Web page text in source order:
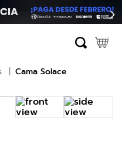
Cama Solace